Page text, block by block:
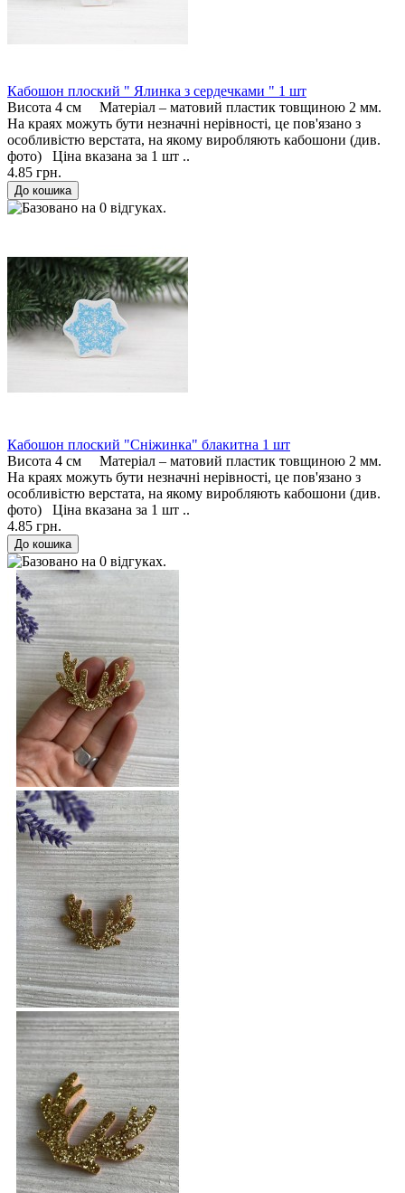
Кабошон плоский " Ялинка з сердечками " 1 шт
Висота 4 см Матеріал – матовий пластик товщиною 2 мм.
На краях можуть бути незначні нерівності, це пов'язано з
особливістю верстата, на якому виробляють кабошони (див.
фото) Ціна вказана за 1 шт ..
4.85 грн.
Кабошон плоский "Сніжинка" блакитна 1 шт
Висота 4 см Матеріал – матовий пластик товщиною 2 мм.
На краях можуть бути незначні нерівності, це пов'язано з
особливістю верстата, на якому виробляють кабошони (див.
фото) Ціна вказана за 1 шт ..
4.85 грн.